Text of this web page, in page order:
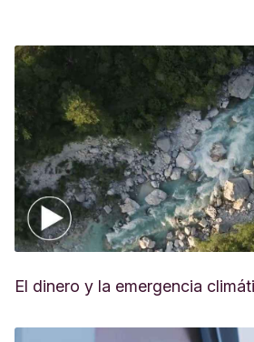
El dinero y la emergencia